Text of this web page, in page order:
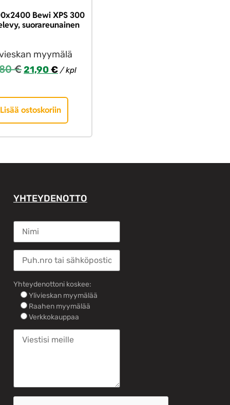
Bewi XPS 300
suorareunainen
myymälä
€21,90€ / kpl
Lisää ostoskoriin
YHTEYDENOTTO
Yhteydenottoni koskee:
Ylivieskan myymälää
Raahen myymälää
Verkkokauppaa